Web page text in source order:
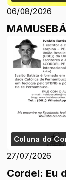
06/08/2026
Coluna do
27/07/2026
Cordel: Eu